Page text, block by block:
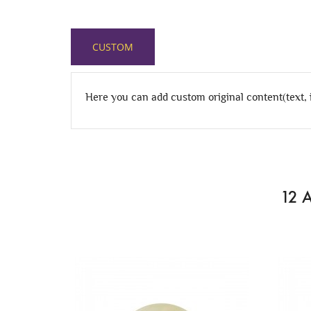
CUSTOM
Here you can add custom original
12